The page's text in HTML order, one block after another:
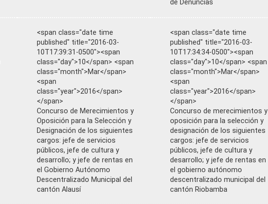
de Denuncias
<span class="date time
published" title="2016-03-
10T17:39:31-0500"><span
class="day">10</span> <span
class="month">Mar</span>
<span
class="year">2016</span>
</span>
Concurso de Merecimientos y
Oposición para la Selección y
Designación de los siguientes
cargos: jefe de servicios
públicos, jefe de cultura y
desarrollo; y jefe de rentas en
el Gobierno Autónomo
Descentralizado Municipal del
cantón Alausí
<span class="date time
published" title="2016-03-
10T17:34:34-0500"><span
class="day">10</span> <span
class="month">Mar</span>
<span
class="year">2016</span>
</span>
Concurso de merecimientos y
oposición para la selección y
designación de los siguientes
cargos: jefe de servicios
públicos, jefe de cultura y
desarrollo; y jefe de rentas en
el gobierno autónomo
descentralizado municipal del
cantón Riobamba